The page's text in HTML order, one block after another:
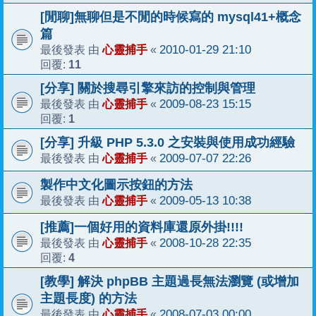
[閒聊]無聊但是不閒的時候寫的 mysql41+概念
篇
最後發表 由心靈捕手 « 2010-01-29 21:10
回覆: 11
[分享] 關於搜尋引擎來訪的控制與管理
最後發表 由心靈捕手 « 2009-08-23 15:15
回覆: 1
[分享] 升級 PHP 5.3.0 之安裝與使用成功經驗
最後發表 由心靈捕手 « 2009-07-07 22:26
製作中文化圖示按鈕的方法
最後發表 由心靈捕手 « 2009-05-13 10:38
[推薦]一個好用的資料庫還原外掛!!!!
最後發表 由心靈捕手 « 2008-10-28 22:35
回覆: 4
[教學] 解決 phpBB 主題過長無法瀏覽 (或增加
主題長度) 的方法